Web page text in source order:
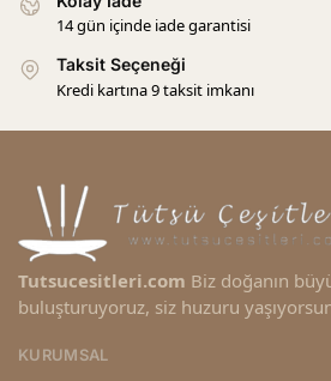
14 gün içinde iade garantisi
Taksit Seçeneği
Kredi kartına 9 taksit imkanı
Tutsucesitleri.com Biz doğanın
buluşturuyoruz, siz huzuru
KURUMSAL